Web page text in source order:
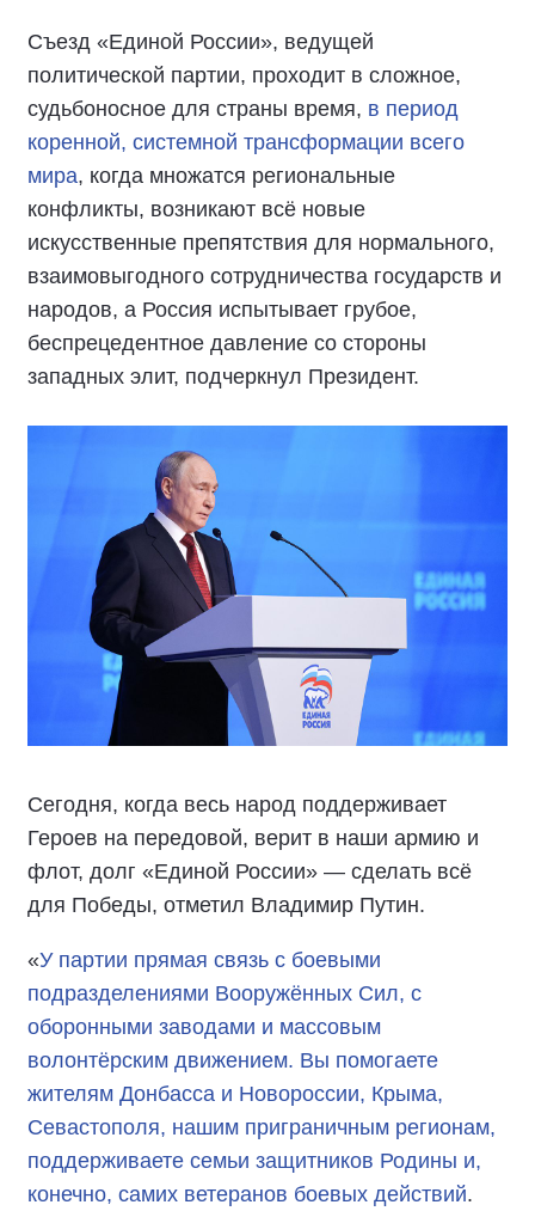
Съезд «Единой России», ведущей
политической партии, проходит в сложное,
судьбоносное для страны время, в период
коренной, системной трансформации всего
мира, когда множатся региональные
конфликты, возникают всё новые
искусственные препятствия для нормального,
взаимовыгодного сотрудничества государств и
народов, а Россия испытывает грубое,
беспрецедентное давление со стороны
западных элит, подчеркнул Президент.
Сегодня, когда весь народ поддерживает
Героев на передовой, верит в наши армию и
флот, долг «Единой России» — сделать всё
для Победы, отметил Владимир Путин.
«У партии прямая связь с боевыми
подразделениями Вооружённых Сил, с
оборонными заводами и массовым
волонтёрским движением. Вы помогаете
жителям Донбасса и Новороссии, Крыма,
Севастополя, нашим приграничным регионам,
поддерживаете семьи защитников Родины и,
конечно, самих ветеранов боевых действий.